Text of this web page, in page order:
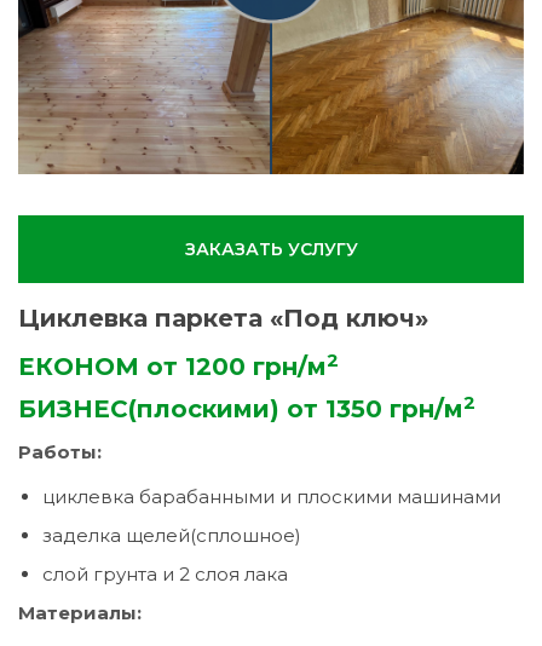
ЗАКАЗАТЬ УСЛУГУ
Циклевка паркета «Под ключ»
ЕКОНОМ от 1200 грн/м2
БИЗНЕС(плоскими) от 1350 грн/м2
Работы:
циклевка барабанными и плоскими машинами
заделка щелей(сплошное)
слой грунта и 2 слоя лака
Материалы: